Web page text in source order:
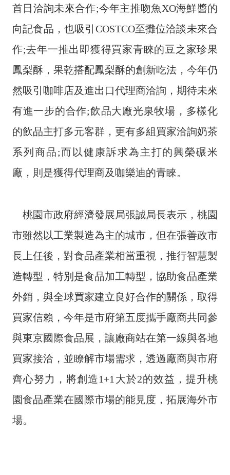
市
府
隱
權
站
全
政
策
府
站
資
料
開
宣
告
首日洽詢未來合作;今年主推吻魚XO海鮮醬的
向記食品，也吸引COSTCO至攤位洽談未來合
作;去年一推出即獲得買家青睞的豆之家珍果
鳳梨酥，果乾搭配鳳梨酥的創新吃法，今年仍
然吸引咖啡店及進出口代理商洽詢，期待未來
有進一步的合作;飲品大廠光泉牧場，多樣化
的飲品主打多元客群，更有多組買家洽詢奶茶
系列商品;而以健康訴求為主打的興榮碾米
廠，則是獲得代理商及咖樂迪的青睞。
桃園市政府經濟發展局張誠局長表示，桃園
市雖然以工業製造為主的城市，但在張善政市
長上任後，對食品產業相當重視，推行智慧製
造轉型，特別是食品加工轉型，協助食品產業
外銷，與全球買家建立良好合作的關係，取得
買家信賴，今年是市府第五度攜手廠商共同參
與東京國際食品展，讓廠商站在第一線與各地
買家接洽，並瞭解市場需求，透過廠商與市府
齊心努力，將創造1+1大於2的效益，提升桃
園食品產業在國際市場的能見度，拓展海外市
場。